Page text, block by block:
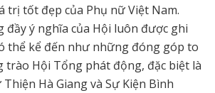
trị tốt đẹp của Phụ nữ Việt Nam.
ý nghĩa của Hội luôn được ghi
thể kể đến như những đóng góp to
trào Hội Tổng phát động, đặc biệt là
Hà Giang và Sự Kiện Bình